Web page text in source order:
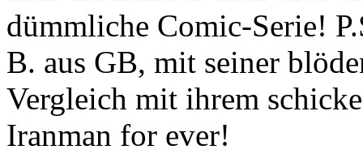
dümmliche Comic-Serie!
B. aus GB, mit seiner
Vergleich mit ihrem
Iranman for ever!